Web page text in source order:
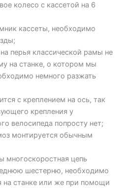
колесо с кассетой на 6
кассеты, необходимо
перья классической рамы не
на станке, о котором мы
немного разжать
с креплением на ось, так
крепления у
велосипеда попросту нет;
монтируется обычным
многоскоростная цепь
шестерню, необходимо
на станке или же при помощи